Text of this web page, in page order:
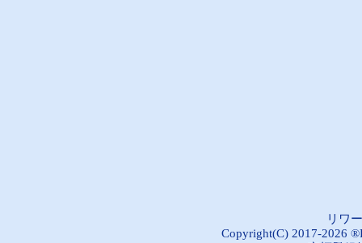
リワ
Copyright(C) 2017-2026